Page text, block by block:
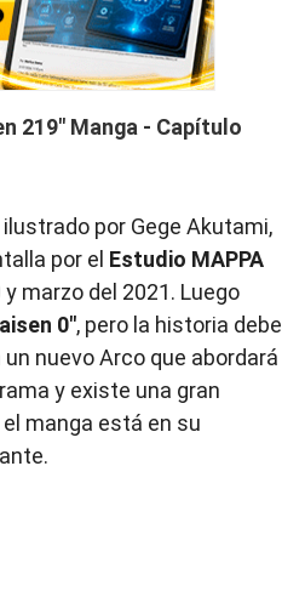
219″ Manga - Capítulo
por Gege Akutami,
por el Estudio MAPPA
marzo del 2021. Luego
0″, pero la historia debe
nuevo Arco que abordará
y existe una gran
manga está en su